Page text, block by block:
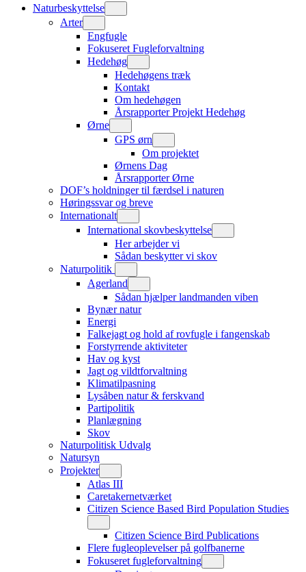
Naturbeskyttelse
Arter
Engfugle
Fokuseret Fugleforvaltning
Hedehøg
Hedehøgens træk
Kontakt
Om hedehøgen
Årsrapporter Projekt Hedehøg
Ørne
GPS ørn
Om projektet
Ørnens Dag
Årsrapporter Ørne
DOF’s holdninger til færdsel i naturen
Høringssvar og breve
Internationalt
International skovbeskyttelse
Her arbejder vi
Sådan beskytter vi skov
Naturpolitik
Agerland
Sådan hjælper landmanden viben
Bynær natur
Energi
Falkejagt og hold af rovfugle i fangenskab
Forstyrrende aktiviteter
Hav og kyst
Jagt og vildtforvaltning
Klimatilpasning
Lysåben natur & ferskvand
Partipolitik
Planlægning
Skov
Naturpolitisk Udvalg
Natursyn
Projekter
Atlas III
Caretakernetværket
Citizen Science Based Bird Population Studies
Citizen Science Bird Publications
Flere fugleoplevelser på golfbanerne
Fokuseret fugleforvaltning